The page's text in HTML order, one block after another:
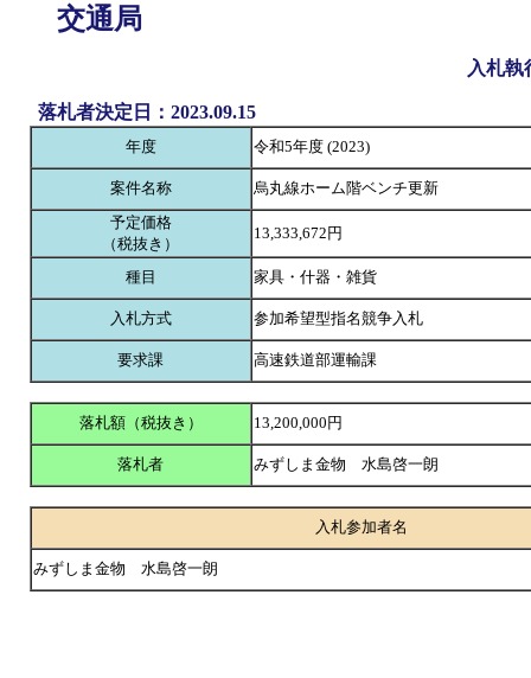
交通局
入札執
落札者決定日：2023.09.15
年度 令和5年度 (2023)
案件名称
烏丸線ホーム階ベンチ更新
予定価格
（税抜き）
13,333,672円
種目 家具・什器・雑貨
入札方式 参加希望型指名競争入札
要求課 高速鉄道部運輸課
落札額（税抜き） 13,200,000円
落札者 みずしま金物 水島啓一朗
入札参加者名
みずしま金物 水島啓一朗